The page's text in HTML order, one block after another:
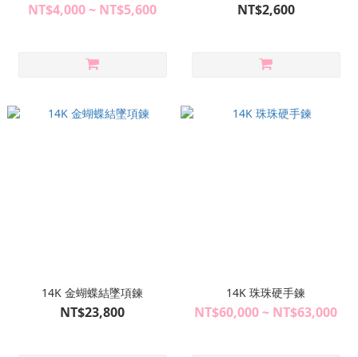
NT$4,000 ~ NT$5,600 NT$2,600
14K 金蝴蝶結墜項鍊
NT$23,800
14K 珠珠硬手鍊
NT$60,000 ~ NT$63,000